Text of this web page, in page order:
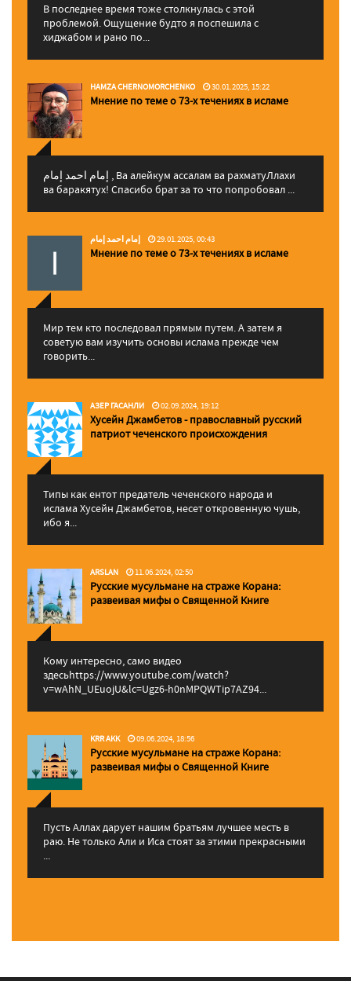
В последнее время тоже столкнулась с этой
проблемой. Ощущение будто я поспешила с
хиджабом и рано по...
HAMZA CHERNOMORCHENKO 30.01.2025, 15:22
Мнение по теме о 73-х течениях в исламе
إمام احمد إمام , Ва алейкум ассалам ва рахматуЛлахи
ва баракятух! Спасибо брат за то что попробовал ...
إمام احمد إمام 29.01.2025, 00:43
Мнение по теме о 73-х течениях в исламе
Мир тем кто последовал прямым путем. А затем я
советую вам изучить основы ислама прежде чем
говорить...
АЗЕР ГАСАНЛИ 02.09.2024, 19:12
Хусейн Джамбетов - православный русский
патриот чеченского происхождения
Типы как ентот предатель чеченского народа и
ислама Хусейн Джамбетов, несет откровенную чушь,
ибо я...
ARSLAN 11.06.2024, 02:50
Русские мусульмане на страже Корана:
pазвеивая мифы о Священной Книге
Кому интересно, само видео
здесьhttps://www.youtube.com/watch?
v=wAhN_UEuojU&lc=Ugz6-h0nMPQWTip7AZ94...
KRR AKK 09.06.2024, 18:56
Русские мусульмане на страже Корана:
pазвеивая мифы о Священной Книге
Пусть Аллах дарует нашим братьям лучшее месть в
раю. Не только Али и Иса стоят за этими прекрасными
...